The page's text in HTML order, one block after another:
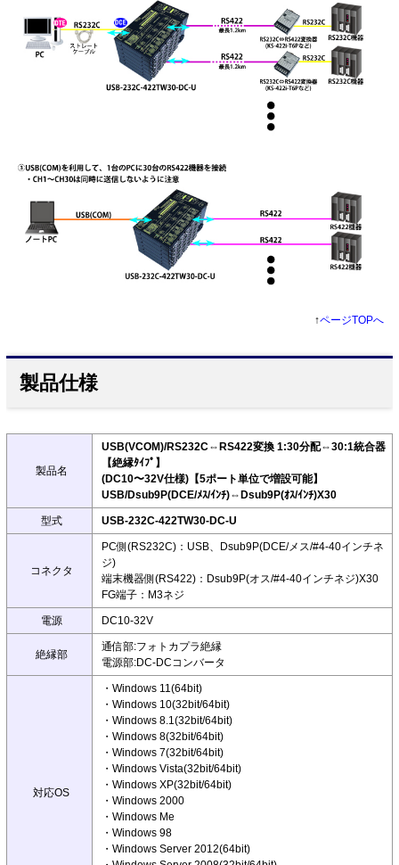
↑ページTOPへ
製品仕様
製品名
USB(VCOM)/RS232C⇔RS422変換 1:30分配⇔30:1統合器
【絶縁ﾀｲﾌﾟ】
(DC10〜32V仕様)【5ポート単位で増設可能】
USB/Dsub9P(DCE/ﾒｽ/ｲﾝﾁ)⇔Dsub9P(ｵｽ/ｲﾝﾁ)X30
型式 USB-232C-422TW30-DC-U
コネクタ
PC側(RS232C)：USB、Dsub9P(DCE/メス/#4-40インチネ
ジ)
端末機器側(RS422)：Dsub9P(オス/#4-40インチネジ)X30
FG端子：M3ネジ
電源 DC10-32V
絶縁部
通信部:フォトカプラ絶縁
電源部:DC-DCコンバータ
対応OS
・Windows 11(64bit)
・Windows 10(32bit/64bit)
・Windows 8.1(32bit/64bit)
・Windows 8(32bit/64bit)
・Windows 7(32bit/64bit)
・Windows Vista(32bit/64bit)
・Windows XP(32bit/64bit)
・Windows 2000
・Windows Me
・Windows 98
・Windows Server 2012(64bit)